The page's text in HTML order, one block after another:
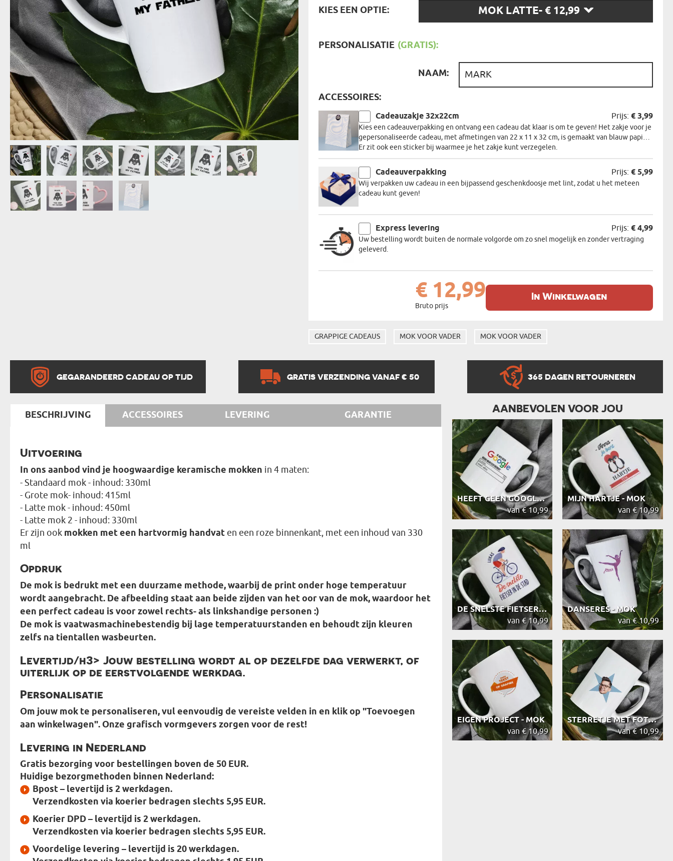
CADEAU VOOR
SENIOREN
BRANDWEERMAN
BAAS
GRAPPENMAKER
VOEDINGSMIDDELEN
SOORT CADEAU
KIES EEN OPTIE: MOK LATTE- € 12,99
PERSONALISATIE (GRATIS):
NAAM:
ACCESSOIRES:
Cadeauzakje 32x22cm Prijs: € 3,99
Kies een cadeauverpakking en ontvang een cadeau dat klaar is om te geven! Het zakje voor je
gepersonaliseerde cadeau, met afmetingen van 22 x 11 x 32 cm, is gemaakt van blauw papier.
Er zit ook een sticker bij waarmee je het zakje kunt verzegelen.
Cadeauverpakking Prijs: € 5,99
Wij verpakken uw cadeau in een bijpassend geschenkdoosje met lint, zodat u het meteen
cadeau kunt geven!
Express levering Prijs: € 4,99
Uw bestelling wordt buiten de normale volgorde om zo snel mogelijk en zonder vertraging
geleverd.
€ 12,99
Bruto prijs
In Winkelwagen
GRAPPIGE CADEAUS MOK VOOR VADER MOK VOOR VADER
GEGARANDEERD CADEAU OP TIJD GRATIS VERZENDING VANAF € 50 365 DAGEN RETOURNEREN
BESCHRIJVING ACCESSOIRES LEVERING GARANTIE
Uitvoering
In ons aanbod vind je hoogwaardige keramische mokken in 4 maten:
- Standaard mok - inhoud: 330ml
- Grote mok- inhoud: 415ml
- Latte mok - inhoud: 450ml
- Latte mok 2 - inhoud: 330ml
Er zijn ook mokken met een hartvormig handvat en een roze binnenkant, met een inhoud van 330
ml
Opdruk
De mok is bedrukt met een duurzame methode, waarbij de print onder hoge temperatuur
wordt aangebracht. De afbeelding staat aan beide zijden van het oor van de mok, waardoor het
een perfect cadeau is voor zowel rechts- als linkshandige personen :)
De mok is vaatwasmachinebestendig bij lage temperatuurstanden en behoudt zijn kleuren
zelfs na tientallen wasbeurten.
Levertijd/h3> Jouw bestelling wordt al op dezelfde dag verwerkt, of
uiterlijk op de eerstvolgende werkdag.
Personalisatie
Om jouw mok te personaliseren, vul eenvoudig de vereiste velden in en klik op "Toevoegen
aan winkelwagen". Onze grafisch vormgevers zorgen voor de rest!
Levering in Nederland
Gratis bezorging voor bestellingen boven de 50 EUR.
Huidige bezorgmethoden binnen Nederland:
Bpost– levertijd is 2 werkdagen.
Verzendkosten via koerier bedragen slechts 5,95 EUR.
Koerier DPD– levertijd is 2 werkdagen.
Verzendkosten via koerier bedragen slechts 5,95 EUR.
Voordelige levering – levertijd is 20 werkdagen.
AANBEVOLEN VOOR JOU
HEEFT GEEN GOOGLE NODIG - MOK
van € 10,99
MIJN HARTJE - MOK
van € 10,99
DE SNELSTE FIETSER - MOK
van € 10,99
DANSERES - MOK
van € 10,99
EIGEN PROJECT - MOK
van € 10,99
STERRETJE MET FOTO THE OFFICE - MOK
van € 10,99